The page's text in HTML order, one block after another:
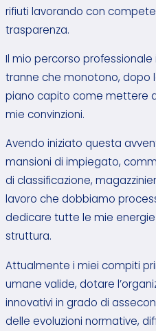
rifiuti lavorando con
trasparenza.
Il mio percorso
tranne che monotono, dopo
piano capito come mettere
mie convinzioni.
Avendo iniziato questa
mansioni di impiegato,
di classificazione,
lavoro che dobbiamo
dedicare tutte le mie energie
struttura.
Attualmente i miei compiti
umane valide, dotare
innovativi in grado di
delle evoluzioni normative,